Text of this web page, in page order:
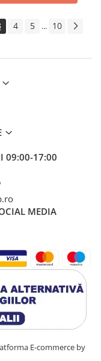
4 5 ... 10
09:00-17:00
MEDIA
E-commerce by